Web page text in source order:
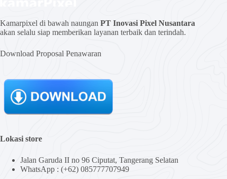
Kamarpixel di bawah naungan PT Inovasi Pixel Nusantara
akan selalu siap memberikan layanan terbaik dan terindah.
Download Proposal Penawaran
Lokasi store
Jalan Garuda II no 96 Ciputat, Tangerang Selatan
WhatsApp : (+62) 085777707949